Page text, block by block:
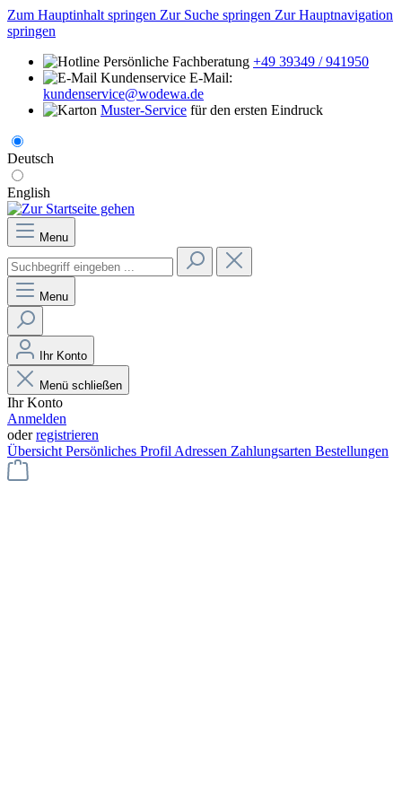
Zum Hauptinhalt springen Zur Suche springen Zur Hauptnavigation
springen
Persönliche Fachberatung +49 39349 / 941950
E-Mail:
kundenservice@wodewa.de
Muster-Service für den ersten Eindruck
Deutsch
English
Menu
Menu
Ihr Konto
Menü schließen
Ihr Konto
Anmelden
oderregistrieren
Übersicht Persönliches Profil Adressen Zahlungsarten Bestellungen